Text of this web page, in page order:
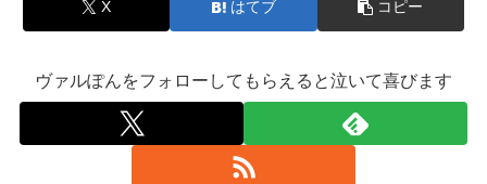
X はてブ コピー
ヴァルぽんをフォローしてもらえると泣いて喜びます